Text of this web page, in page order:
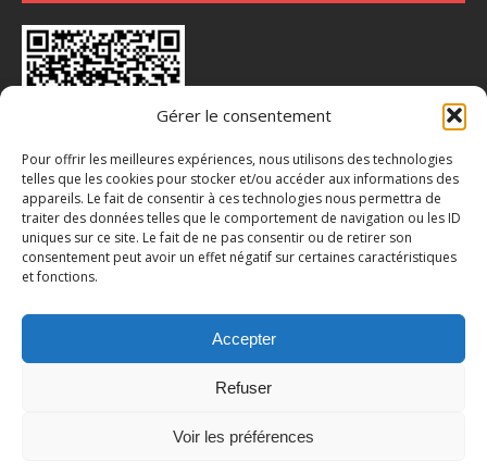
Gérer le consentement
Pour offrir les meilleures expériences, nous utilisons des technologies
telles que les cookies pour stocker et/ou accéder aux informations des
appareils. Le fait de consentir à ces technologies nous permettra de
traiter des données telles que le comportement de navigation ou les ID
uniques sur ce site. Le fait de ne pas consentir ou de retirer son
consentement peut avoir un effet négatif sur certaines caractéristiques
et fonctions.
Accepter
Refuser
Voir les préférences
INSTA : @CHAUSSY_VILLARCEAUX